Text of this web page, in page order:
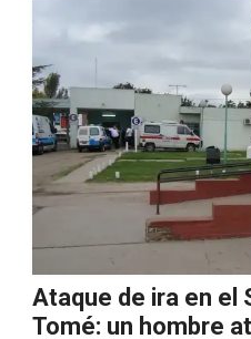
Ataque de ira en el
Tomé: un hombre